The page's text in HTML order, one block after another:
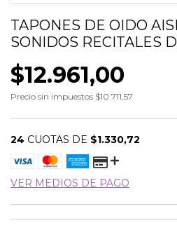
TAPONES DE OIDO
SONIDOS RECITALES
$12.961,00
Precio sin impuestos $10.711,57
24 CUOTAS DE $1.330,72
VER MEDIOS DE PAGO